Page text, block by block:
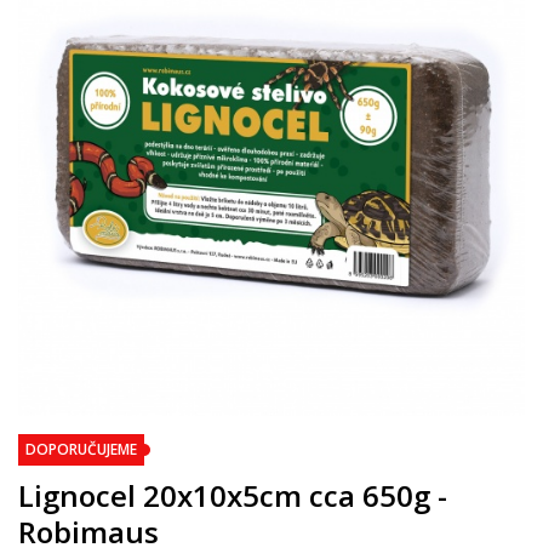
DOPORUČUJEME
Lignocel 20x10x5cm cca 650g -
Robimaus